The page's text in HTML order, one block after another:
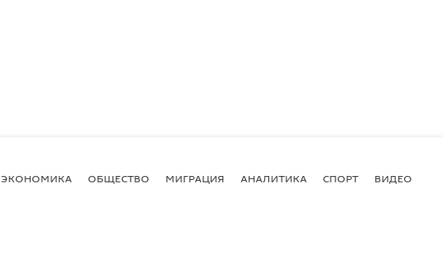
ЭКОНОМИКА ОБЩЕСТВО МИГРАЦИЯ АНАЛИТИКА СПОРТ ВИДЕО